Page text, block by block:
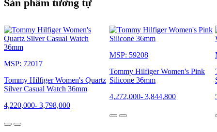
Sản phẩm tương tự
MSP: 72017
Tommy Hilfiger Women's Quartz
Silver Casual Watch 36mm
4,220,000- 3,798,000
MSP: 59208
Tommy Hilfiger Women's Pink
Silicone 36mm
4,272,000- 3,844,800